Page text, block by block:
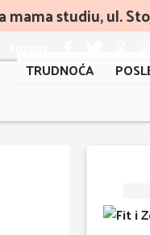
studiu, ul.
TRUDNOĆA